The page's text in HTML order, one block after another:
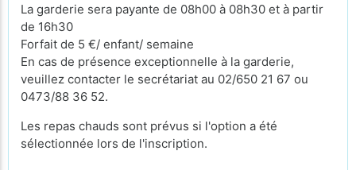
La garderie sera payante de 08h00 à 08h30 et à partir
de 16h30
Forfait de 5 €/ enfant/ semaine
En cas de présence exceptionnelle à la garderie,
veuillez contacter le secrétariat au 02/650 21 67 ou
0473/88 36 52.
Les repas chauds sont prévus si l'option a été
sélectionnée lors de l'inscription.